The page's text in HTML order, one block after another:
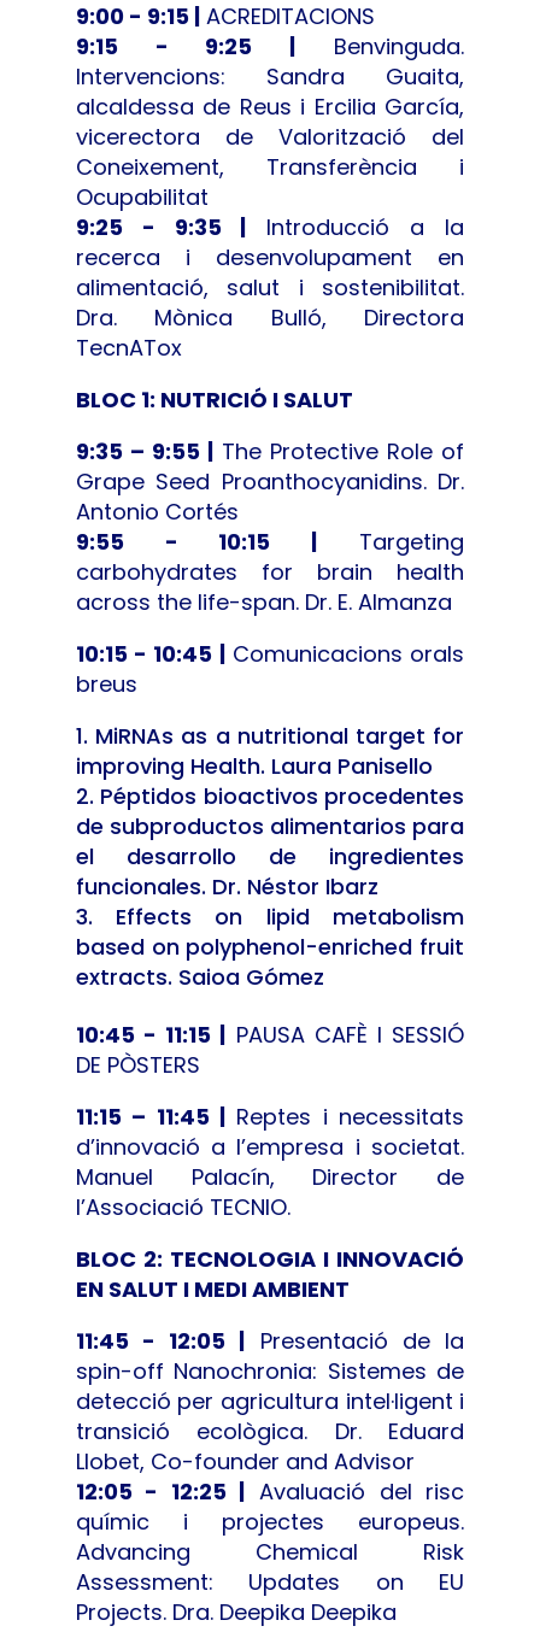
9:00 - 9:15 |ACREDITACIONS
9:15 - 9:25 | Benvinguda.
Intervencions: Sandra Guaita,
alcaldessa de Reus i Ercilia García,
vicerectora de Valorització del
Coneixement, Transferència i
Ocupabilitat
9:25 - 9:35 | Introducció a la
recerca i desenvolupament en
alimentació, salut i sostenibilitat.
Dra. Mònica Bulló, Directora
TecnATox
BLOC 1: NUTRICIÓ I SALUT
9:35 – 9:55 |The Protective Role of
Grape Seed Proanthocyanidins. Dr.
Antonio Cortés
9:55 - 10:15 | Targeting
carbohydrates for brain health
across the life-span. Dr. E. Almanza
10:15 - 10:45 |Comunicacions orals
breus
MiRNAs as a nutritional target for
improving Health. Laura Panisello
Péptidos bioactivos procedentes
de subproductos alimentarios para
el desarrollo de ingredientes
funcionales. Dr. Néstor Ibarz
Effects on lipid metabolism
based on polyphenol-enriched fruit
extracts. Saioa Gómez
10:45 - 11:15 | PAUSA CAFÈ I SESSIÓ
DE PÒSTERS
11:15 – 11:45 | Reptes i necessitats
d’innovació a l’empresa i societat.
Manuel Palacín, Director de
l’Associació TECNIO.
BLOC 2: TECNOLOGIA I INNOVACIÓ
EN SALUT I MEDI AMBIENT
11:45 - 12:05 | Presentació de la
spin-off Nanochronia: Sistemes de
detecció per agricultura intel·ligent i
transició ecològica. Dr. Eduard
Llobet, Co-founder and Advisor
12:05 - 12:25 | Avaluació del risc
químic i projectes europeus.
Advancing Chemical Risk
Assessment: Updates on EU
Projects. Dra. Deepika Deepika